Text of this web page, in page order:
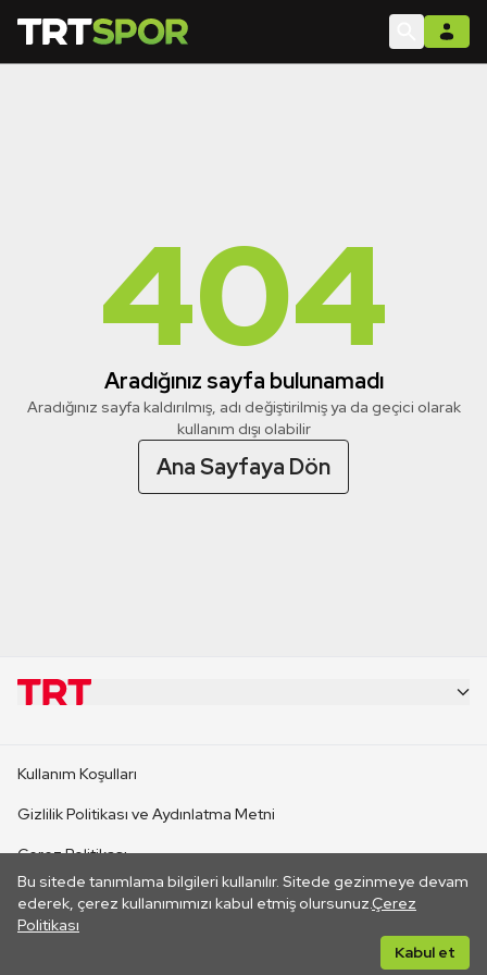
404
Aradığınız sayfa bulunamadı
Aradığınız sayfa kaldırılmış, adı değiştirilmiş ya da geçici olarak
kullanım dışı olabilir
Ana Sayfaya Dön
Bu sitede tanımlama bilgileri kullanılır. Sitede gezinmeye devam
ederek, çerez kullanımımızı kabul etmiş olursunuz.Çerez
Politikası
Kabul et
CANLI YAYINLAR
Kullanım Koşulları
Gizlilik Politikası ve Aydınlatma Metni
Çerez Politikası
İletişim
Her hakkı saklıdır. ©2026 TRT. Bağlantı yoluyla gidilen dış